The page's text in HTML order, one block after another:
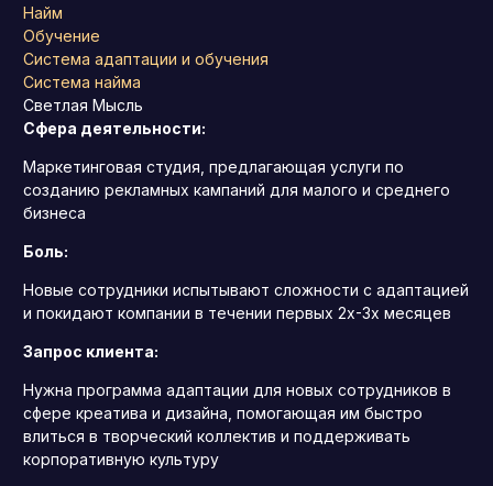
Найм
Обучение
Система адаптации и обучения
Система найма
Светлая Мысль
Сфера деятельности:
Маркетинговая студия, предлагающая услуги по
созданию рекламных кампаний для малого и среднего
бизнеса
Боль:
Новые сотрудники испытывают сложности с адаптацией
и покидают компании в течении первых 2х-3х месяцев
Запрос клиента:
Нужна программа адаптации для новых сотрудников в
сфере креатива и дизайна, помогающая им быстро
влиться в творческий коллектив и поддерживать
корпоративную культуру